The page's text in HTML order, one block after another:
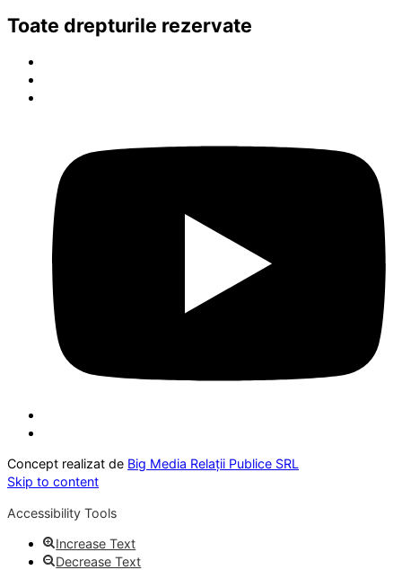
Toate drepturile rezervate
Concept realizat de Big Media Relații Publice SRL
Skip to content
Accessibility Tools
Increase Text
Decrease Text